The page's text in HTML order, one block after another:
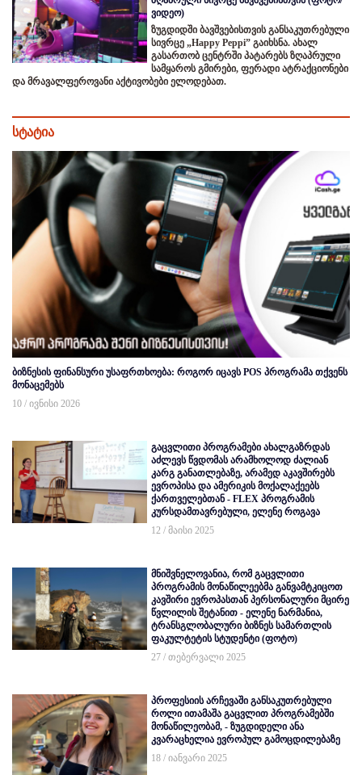
ვიდეო)
ზუგდიდში ბავშვებისთვის განსაკუთრებული
სივრცე „Happy Peppi” გაიხსნა. ახალ
გასართობ ცენტრში პატარებს ზღაპრული
სამყაროს გმირები, ფერადი ატრაქციონები
და მრავალფეროვანი აქტივობები ელოდებათ.
სტატია
ბიზნესის ფინანსური უსაფრთხოება: როგორ იცავს POS პროგრამა თქვენს
მონაცემებს
10 / ივნისი 2026
გაცვლითი პროგრამები ახალგაზრდას
აძლევს წვდომას არამხოლოდ ძალიან
კარგ განათლებაზე, არამედ აკავშირებს
ევროპისა და ამერიკის მოქალაქეებს
ქართველებთან - FLEX პროგრამის
კურსდამთავრებული, ელენე როგავა
12 / მაისი 2025
მნიშვნელოვანია, რომ გაცვლითი
პროგრამის მონაწილეებმა განვამტკიცოთ
კავშირი ევროპასთან პერსონალური მცირე
წვლილის შეტანით - ელენე ნარმანია,
ტრანსგლობალური ბიზნეს სამართლის
ფაკულტეტის სტუდენტი (ფოტო)
27 / თებერვალი 2025
პროფესიის არჩევაში განსაკუთრებული
როლი ითამაშა გაცვლით პროგრამებში
მონაწილეობამ, - ზუგდიდელი ანა
კვარაცხელია ევროპულ გამოცდილებაზე
18 / იანვარი 2025